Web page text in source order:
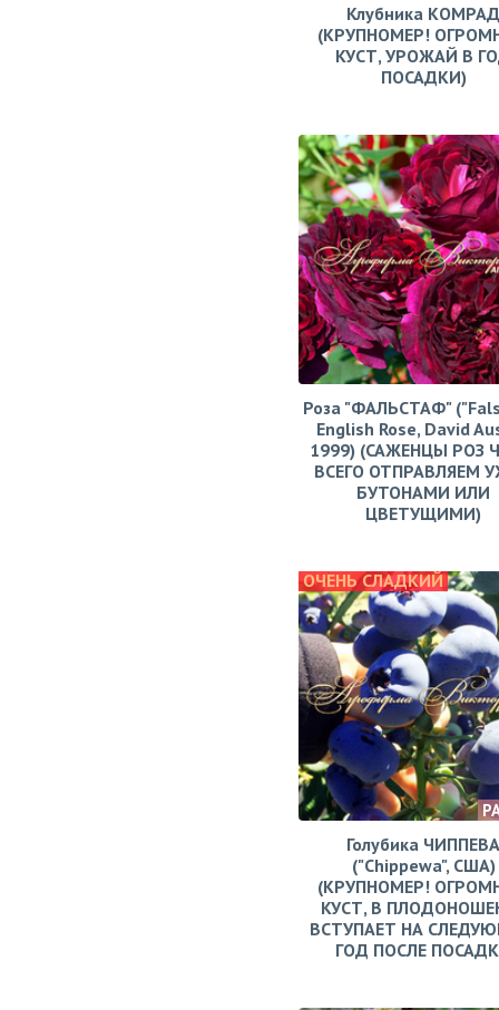
Клубника КОМРАД
(КРУПНОМЕР!
КУСТ, УРОЖАЙ В
ПОСАДКИ)
Роза "ФАЛЬСТАФ"
English Rose, David
1999) (САЖЕНЦЫ РОЗ
ВСЕГО ОТПРАВЛЯЕМ
БУТОНАМИ ИЛИ
ЦВЕТУЩИМИ)
ОЧЕНЬ СЛАДКИЙ
Голубика ЧИППЕВА
("Chippewa", США)
(КРУПНОМЕР!
КУСТ, В
ВСТУПАЕТ НА
ГОД ПОСЛЕ